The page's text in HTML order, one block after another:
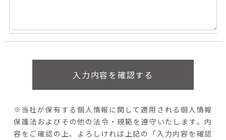
※当社が保有する個人情報に関して適用される個人情報
保護法およびその他の法令・規範を遵守いたします。 内
容をご確認の上、よろしければ上記の「入力内容を確認